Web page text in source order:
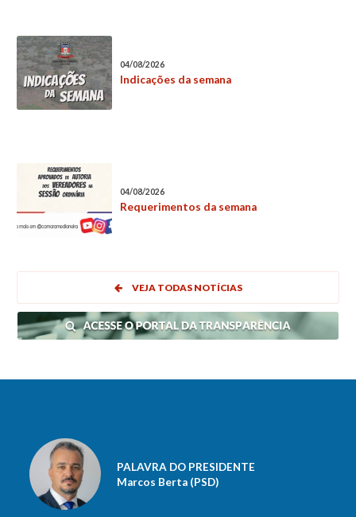
04/08/2026
Indicações da semana
04/08/2026
Requerimentos da semana
VEJA TODAS NOTÍCIAS
PALAVRA DO PRESIDENTE
Marcos Berta (PSD)